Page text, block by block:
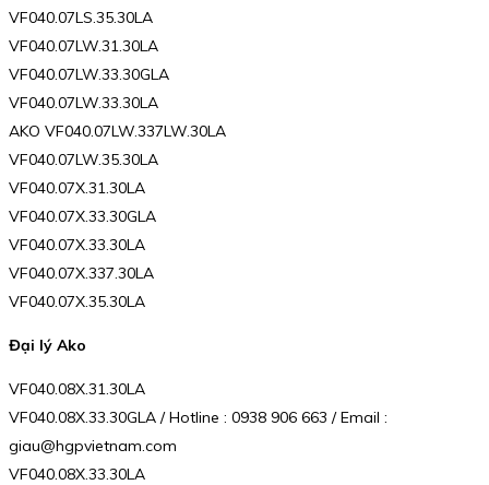
VF040.07LS.35.30LA
VF040.07LW.31.30LA
VF040.07LW.33.30GLA
VF040.07LW.33.30LA
AKO VF040.07LW.337LW.30LA
VF040.07LW.35.30LA
VF040.07X.31.30LA
VF040.07X.33.30GLA
VF040.07X.33.30LA
VF040.07X.337.30LA
VF040.07X.35.30LA
Đại lý Ako
VF040.08X.31.30LA
VF040.08X.33.30GLA / Hotline : 0938 906 663 / Email :
giau@hgpvietnam.com
VF040.08X.33.30LA